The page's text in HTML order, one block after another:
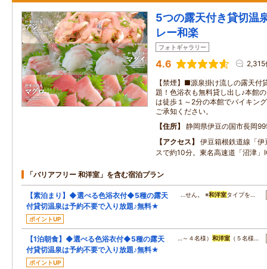
5つの露天付き貸切
レー和楽
フォトギャラリー
4.6 2,315
【禁煙】■源泉掛け流しの露天付
題！色浴衣も無料貸し出し♪本館
は徒歩１～2分の本館でバイキン
ご承知ください。
住所
静岡県伊豆の国市長岡
アクセス
伊豆箱根鉄道線「
スで約10分。東名高速道「沼津」
「バリアフリー 和洋室」を含む宿泊プラン
【素泊まり】◆選べる色浴衣付◆5種の露天
付貸切温泉は予約不要で入り放題♪無料★
ポイントUP
…せん。 ※和洋室タイプを…
【1泊朝食】◆選べる色浴衣付◆5種の露天
付貸切温泉は予約不要で入り放題♪無料★
ポイントUP
…～４名様） 和洋室 （５名様…